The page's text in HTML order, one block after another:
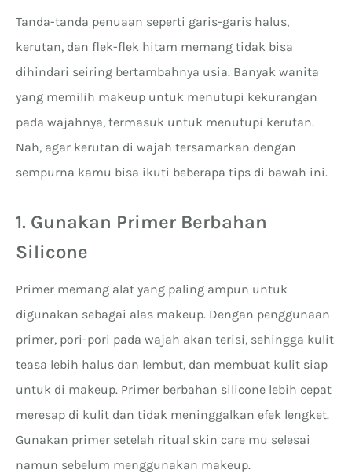
Tanda-tanda penuaan seperti garis-garis halus,
kerutan, dan flek-flek hitam memang tidak bisa
dihindari seiring bertambahnya usia. Banyak wanita
yang memilih makeup untuk menutupi kekurangan
pada wajahnya, termasuk untuk menutupi kerutan.
Nah, agar kerutan di wajah tersamarkan dengan
sempurna kamu bisa ikuti beberapa tips di bawah ini.
1. Gunakan Primer Berbahan
Silicone
Primer memang alat yang paling ampun untuk
digunakan sebagai alas makeup. Dengan penggunaan
primer, pori-pori pada wajah akan terisi, sehingga kulit
teasa lebih halus dan lembut, dan membuat kulit siap
untuk di makeup. Primer berbahan silicone lebih cepat
meresap di kulit dan tidak meninggalkan efek lengket.
Gunakan primer setelah ritual skin care mu selesai
namun sebelum menggunakan makeup.